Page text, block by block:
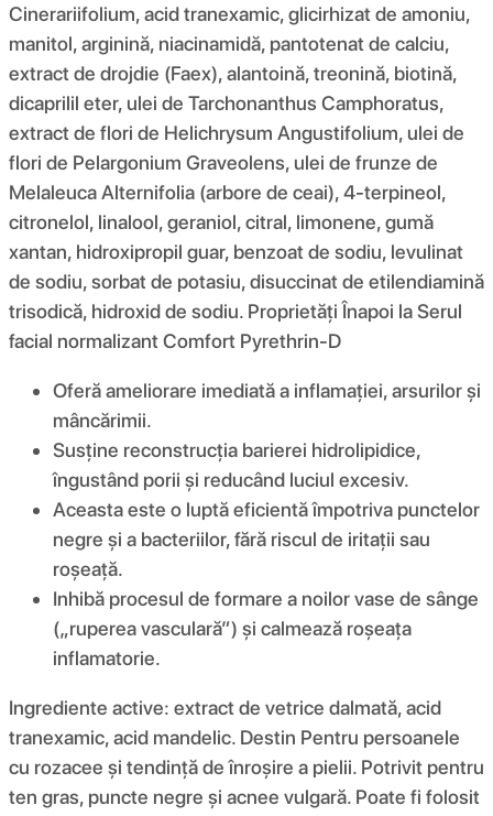
Cinerariifolium, acid tranexamic, glicirhizat de amoniu,
manitol, arginină, niacinamidă, pantotenat de calciu,
extract de drojdie (Faex), alantoină, treonină, biotină,
dicaprilil eter, ulei de Tarchonanthus Camphoratus,
extract de flori de Helichrysum Angustifolium, ulei de
flori de Pelargonium Graveolens, ulei de frunze de
Melaleuca Alternifolia (arbore de ceai), 4-terpineol,
citronelol, linalool, geraniol, citral, limonene, gumă
xantan, hidroxipropil guar, benzoat de sodiu, levulinat
de sodiu, sorbat de potasiu, disuccinat de etilendiamină
trisodică, hidroxid de sodiu. Proprietăți Înapoi la Serul
facial normalizant Comfort Pyrethrin-D
Oferă ameliorare imediată a inflamației, arsurilor și
mâncărimii.
Susține reconstrucția barierei hidrolipidice,
îngustând porii și reducând luciul excesiv.
Aceasta este o luptă eficientă împotriva punctelor
negre și a bacteriilor, fără riscul de iritații sau
roșeață.
Inhibă procesul de formare a noilor vase de sânge
(„ruperea vasculară”) și calmează roșeața
inflamatorie.
Ingrediente active: extract de vetrice dalmată, acid
tranexamic, acid mandelic. Destin Pentru persoanele
cu rozacee și tendință de înroșire a pielii. Potrivit pentru
ten gras, puncte negre și acnee vulgară. Poate fi folosit